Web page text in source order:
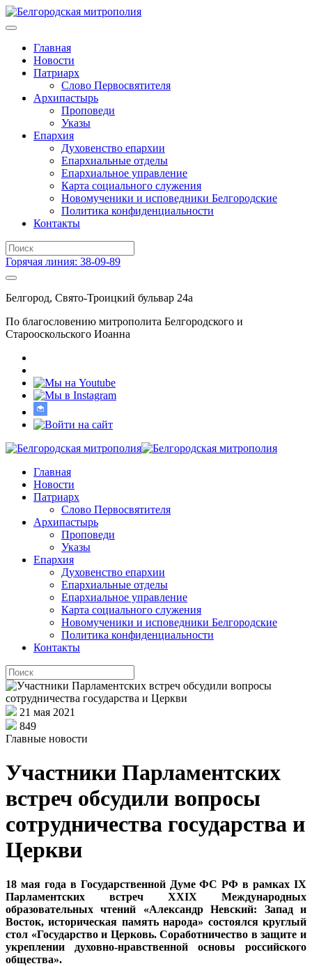
Главная
Новости
Патриарх
Слово Первосвятителя
Архипастырь
Проповеди
Указы
Епархия
Духовенство епархии
Епархиальные отделы
Епархиальное управление
Карта социального служения
Новомученики и исповедники Белгородские
Политика конфиденциальности
Контакты
Горячая линия: 38-09-89
Белгород, Свято-Троицкий бульвар 24а
По благословению митрополита Белгородского и
Старооскольского Иоанна
Главная
Новости
Патриарх
Слово Первосвятителя
Архипастырь
Проповеди
Указы
Епархия
Духовенство епархии
Епархиальные отделы
Епархиальное управление
Карта социального служения
Новомученики и исповедники Белгородские
Политика конфиденциальности
Контакты
21 мая 2021
849
Главные новости
Участники Парламентских
встреч обсудили вопросы
сотрудничества государства и
Церкви
18 мая года в Государственной Думе ФС РФ в рамках IХ
Парламентских встреч XXIX Международных
образовательных чтений «Александр Невский: Запад и
Восток, историческая память народа» состоялся круглый
стол «Государство и Церковь. Соработничество в защите и
укреплении духовно-нравственной основы российского
общества».